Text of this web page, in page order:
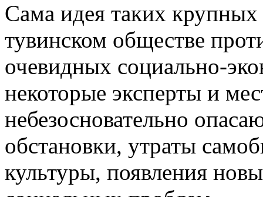
Сама идея таких
тувинском обществе
очевидных социально-
некоторые эксперты и
небезосновательно
обстановки, утраты
культуры, появления